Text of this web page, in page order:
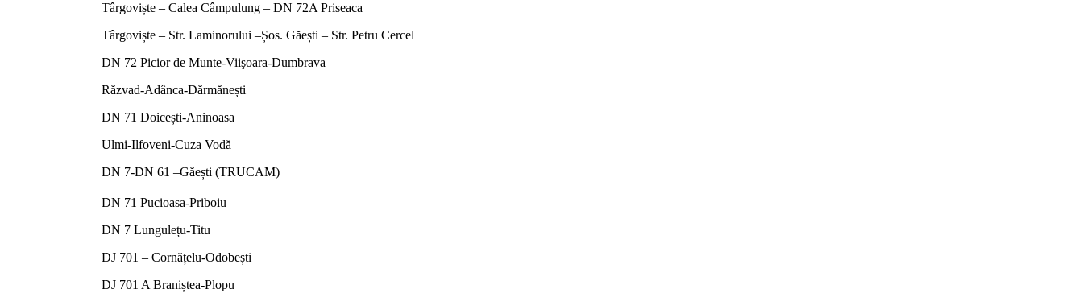
Târgoviște – Calea Câmpulung – DN 72A Priseaca
Târgoviște – Str. Laminorului –Șos. Găești – Str. Petru Cercel
DN 72 Picior de Munte-Viişoara-Dumbrava
Răzvad-Adânca-Dărmănești
DN 71 Doicești-Aninoasa
Ulmi-Ilfoveni-Cuza Vodă
DN 7-DN 61 –Găești (TRUCAM)
DN 71 Pucioasa-Priboiu
DN 7 Lungulețu-Titu
DJ 701 – Cornățelu-Odobești
DJ 701 A Braniștea-Plopu